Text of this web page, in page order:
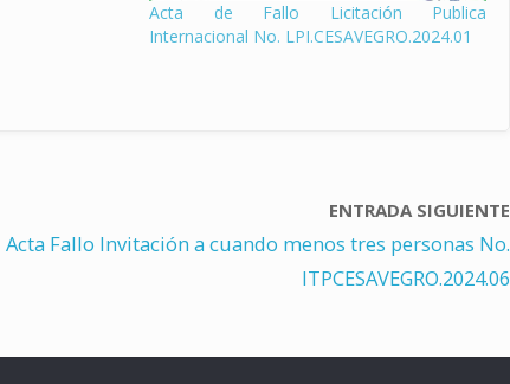
Acta de Fallo Licitación Publica
Internacional No. LPI.CESAVEGRO.2024.01
ENTRADA SIGUIENTE
Acta Fallo Invitación a cuando menos tres personas No.
ITPCESAVEGRO.2024.06